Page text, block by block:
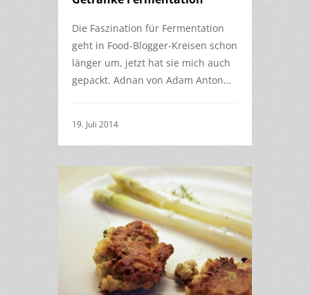
Die Faszination für Fermentation
geht in Food-Blogger-Kreisen schon
länger um, jetzt hat sie mich auch
gepackt. Adnan von Adam Anton…
19. Juli 2014